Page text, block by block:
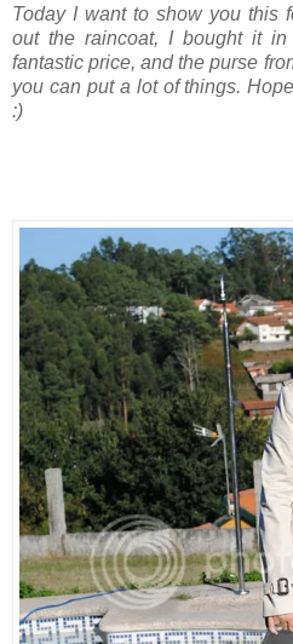
Today I want to show you this
out the raincoat, I bought it
fantastic price, and the purse
you can put a lot of things.
:)